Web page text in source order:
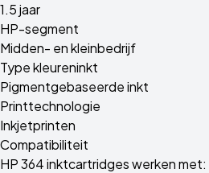
1.5 jaar
HP-segment
Midden- en kleinbedrijf
Type kleureninkt
Pigmentgebaseerde inkt
Printtechnologie
Inkjetprinten
Compatibiliteit
HP 364 inktcartridges werken